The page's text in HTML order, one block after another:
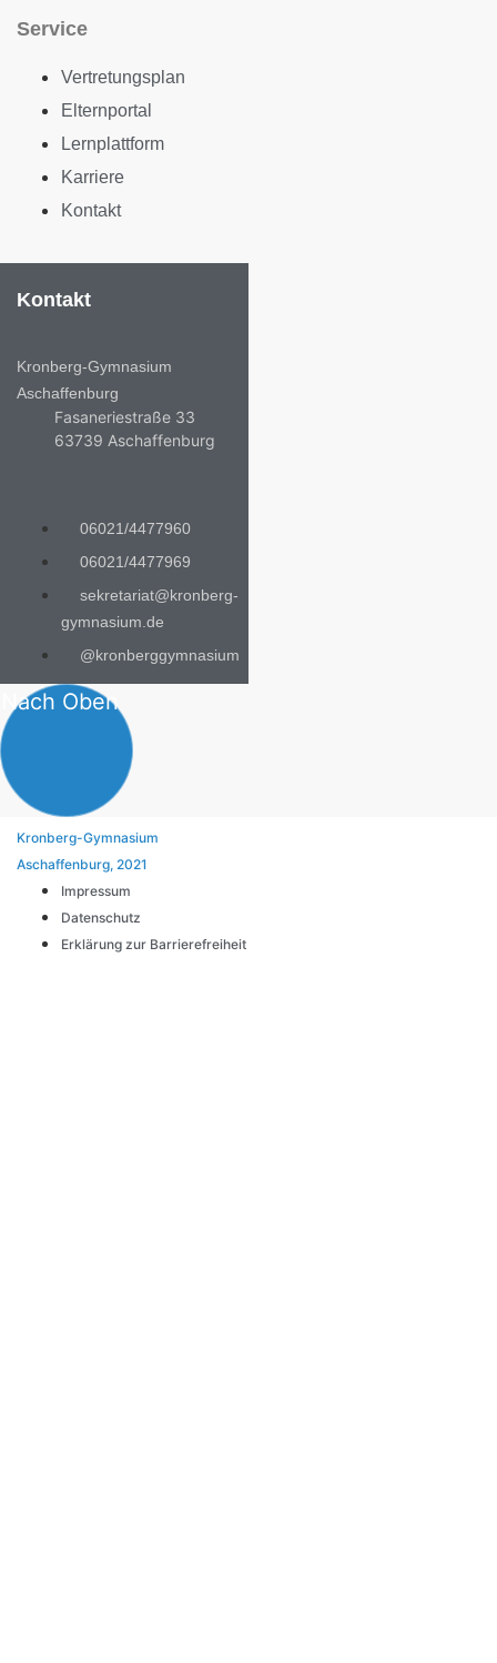
Service
Vertretungsplan
Elternportal
Lernplattform
Karriere
Kontakt
Kontakt
Kronberg-Gymnasium
Aschaffenburg
Fasaneriestraße 33
63739 Aschaffenburg
06021/4477960
06021/4477969
sekretariat@kronberg-
gymnasium.de
@kronberggymnasium
Nach Oben
Kronberg-Gymnasium
Aschaffenburg, 2021
Impressum
Datenschutz
Erklärung zur Barrierefreiheit